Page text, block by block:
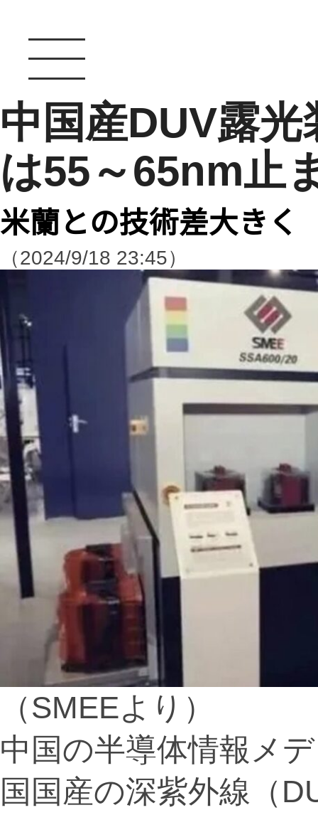
中国産DUV露
は55～65nm止
米蘭との技術差大きく
（2024/9/18 23:45）
（SMEEより）
中国の半導体情報メ
国国産の深紫外線（